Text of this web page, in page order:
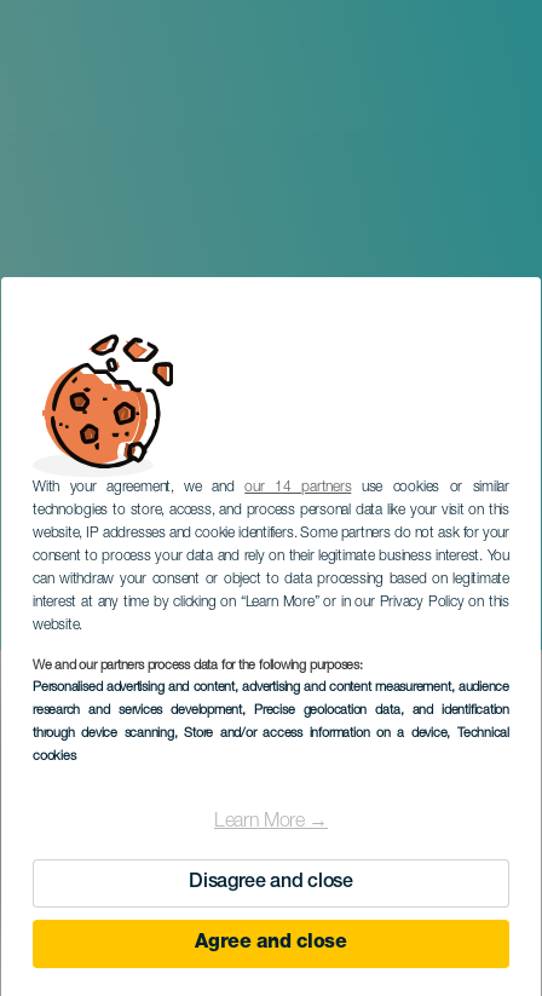
With your agreement, we andour 14 partnersuse cookies or similar
technologies to store, access, and process personal data like your visit on this
website, IP addresses and cookie identifiers. Some partners do not ask for your
consent to process your data and rely on their legitimate business interest. You
can withdraw your consent or object to data processing based on legitimate
interest at any time by clicking on “Learn More” or in our Privacy Policy on this
website.
We and our partners process data for the following purposes:
Personalised advertising and content, advertising and content measurement, audience
research and services development, Precise geolocation data, and identification
through device scanning, Store and/or access information on a device, Technical
cookies
Learn More →
Disagree and close
Agree and close
Maribel és a különös család
TENERIFE
Imagen
Listado